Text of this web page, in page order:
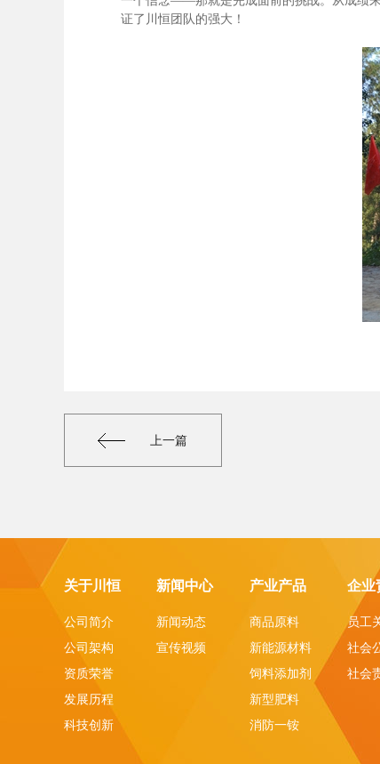
证了川恒团队的强大！
上一篇
关于川恒
公司简介
公司架构
资质荣誉
发展历程
科技创新
新闻中心
新闻动态
宣传视频
产业产品
商品原料
新能源材料
饲料添加剂
新型肥料
消防一铵
企业
员工
社会
社会